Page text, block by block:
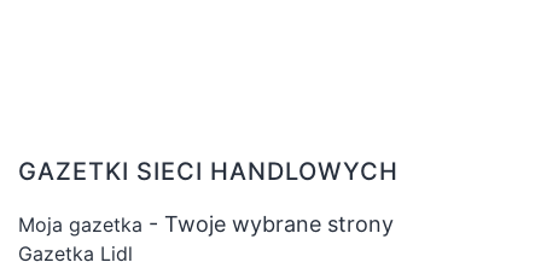
GAZETKI SIECI HANDLOWYCH
Moja gazetka - Twoje wybrane strony
Gazetka Lidl